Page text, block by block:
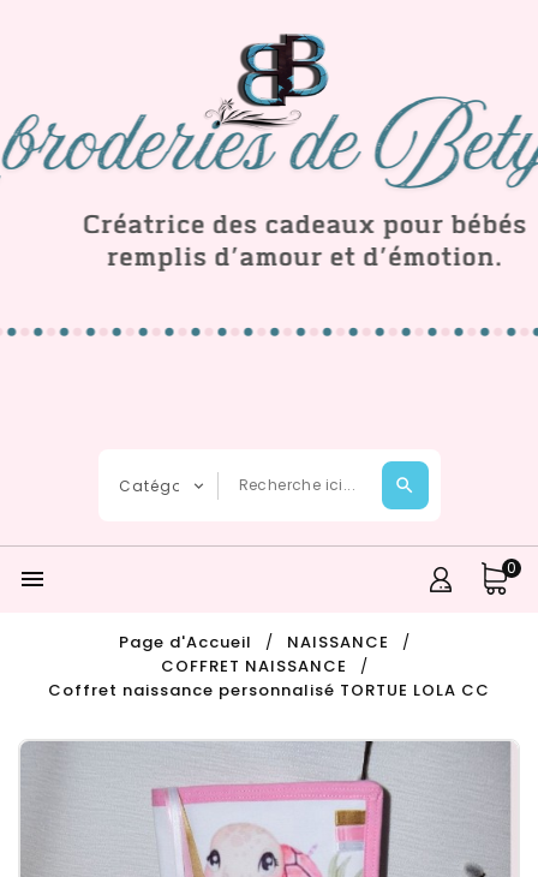
 0
Page d'Accueil
NAISSANCE
COFFRET NAISSANCE
Coffret naissance personnalisé TORTUE LOLA CC